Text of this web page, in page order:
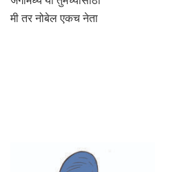
मी तर नोबेल एकच नेता